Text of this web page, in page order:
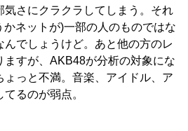
気さにクラクラしてしまう。それ
かネットが)一部の人のものではな
んでしょうけど。あと他の方のレ
ますが、AKB48が分析の対象にな
ょっと不満。音楽、アイドル、ア
るのが弱点。